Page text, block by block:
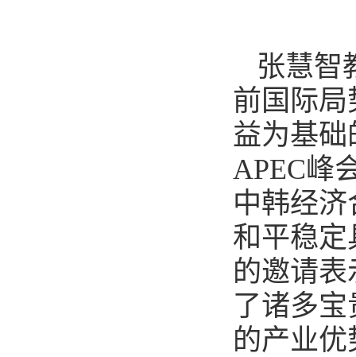
张慧智
前国际
益为基
APEC峰
中韩经
和平稳
的邀请
了诸多
的产业